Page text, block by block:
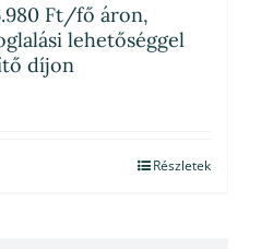
Ft/fő áron,
lehetőséggel
díjon
Részletek